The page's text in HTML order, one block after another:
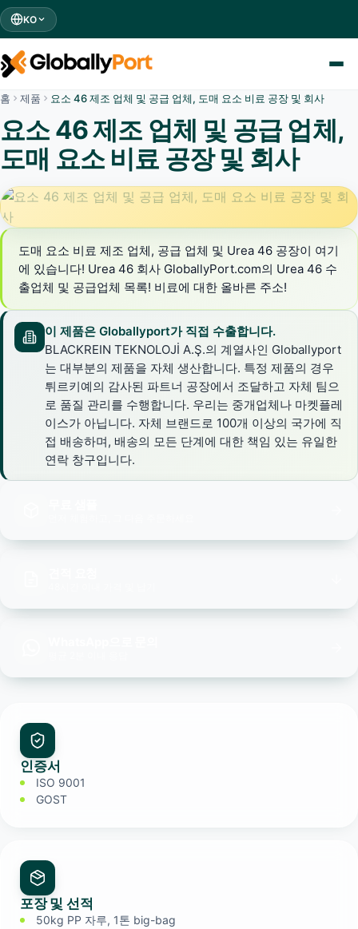
KO
홈 제품 요소 46 제조 업체 및 공급 업체, 도매 요소 비료 공장 및 회사
요소 46 제조 업체 및 공급 업체,
도매 요소 비료 공장 및 회사
도매 요소 비료 제조 업체, 공급 업체 및 Urea 46 공장이 여기
에 있습니다! Urea 46 회사 GloballyPort.com의 Urea 46 수
출업체 및 공급업체 목록! 비료에 대한 올바른 주소!
이 제품은 Globallyport가 직접 수출합니다.
BLACKREIN TEKNOLOJİ A.Ş.의 계열사인 Globallyport
는 대부분의 제품을 자체 생산합니다. 특정 제품의 경우
튀르키예의 감사된 파트너 공장에서 조달하고 자체 팀으
로 품질 관리를 수행합니다. 우리는 중개업체나 마켓플레
이스가 아닙니다. 자체 브랜드로 100개 이상의 국가에 직
접 배송하며, 배송의 모든 단계에 대한 책임 있는 유일한
연락 창구입니다.
인증서
ISO 9001
GOST
포장 및 선적
50kg PP 자루, 1톤 big-bag